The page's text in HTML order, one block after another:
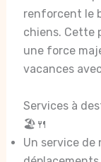
renforcent le
chiens. Cette
une force
vacances
Services à
🏖️🍴
Un service de